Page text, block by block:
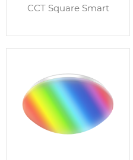
CCT Square Smart